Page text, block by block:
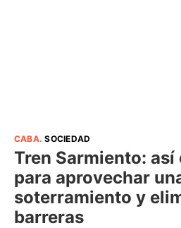
CABA.SOCIEDAD
Tren Sarmiento:
para aprovechar
soterramiento y
barreras